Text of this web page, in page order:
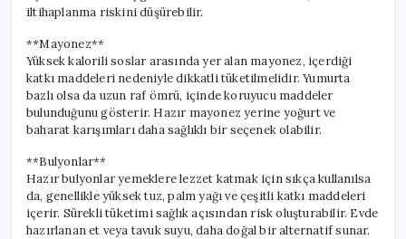
iltihaplanma riskini düşürebilir.
**Mayonez**
Yüksek kalorili soslar arasında yer alan mayonez, içerdiği
katkı maddeleri nedeniyle dikkatli tüketilmelidir. Yumurta
bazlı olsa da uzun raf ömrü, içinde koruyucu maddeler
bulunduğunu gösterir. Hazır mayonez yerine yoğurt ve
baharat karışımları daha sağlıklı bir seçenek olabilir.
**Bulyonlar**
Hazır bulyonlar yemeklere lezzet katmak için sıkça kullanılsa
da, genellikle yüksek tuz, palm yağı ve çeşitli katkı maddeleri
içerir. Sürekli tüketimi sağlık açısından risk oluşturabilir. Evde
hazırlanan et veya tavuk suyu, daha doğal bir alternatif sunar.